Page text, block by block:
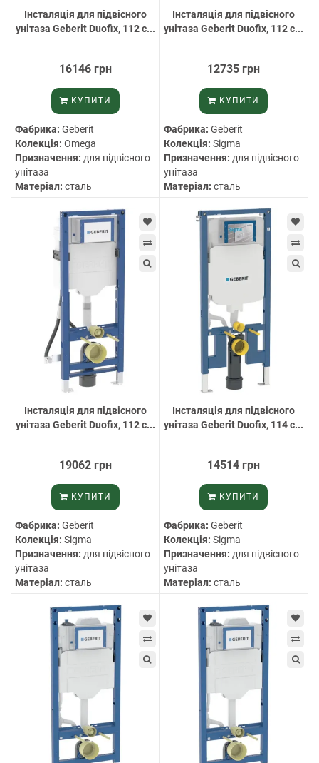
Інсталяція для підвісного
унітаза Geberit Duofix, 112 с...
16146 грн
КУПИТИ
Фабрика: Geberit
Колекція: Omega
Призначення: для підвісного
унітаза
Матеріал: сталь
Інсталяція для підвісного
унітаза Geberit Duofix, 112 с...
12735 грн
КУПИТИ
Фабрика: Geberit
Колекція: Sigma
Призначення: для підвісного
унітаза
Матеріал: сталь
Інсталяція для підвісного
унітаза Geberit Duofix, 112 с...
19062 грн
КУПИТИ
Фабрика: Geberit
Колекція: Sigma
Призначення: для підвісного
унітаза
Матеріал: сталь
Інсталяція для підвісного
унітаза Geberit Duofix, 114 с...
14514 грн
КУПИТИ
Фабрика: Geberit
Колекція: Sigma
Призначення: для підвісного
унітаза
Матеріал: сталь